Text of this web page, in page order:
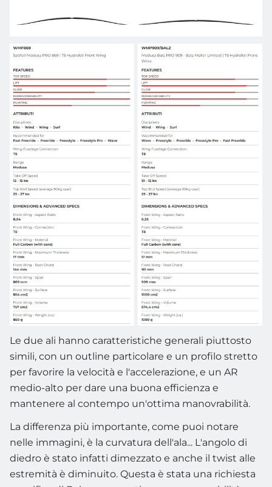
Le due ali hanno caratteristiche generali piuttosto
simili, con un outline particolare e un profilo stretto
per favorire la velocità e l'accelerazione, e un AR
medio-alto per dare una buona efficienza e
mantenere al contempo un'ottima manovrabilità.
La differenza più importante, come puoi notare
nelle immagini, è la curvatura dell'ala... L'angolo di
diedro è stato infatti dimezzato e anche il twist alle
estremità è diminuito. Questa è stata una richiesta